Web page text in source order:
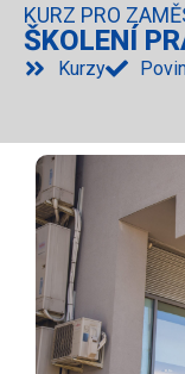
KURZ PRO
ŠKOLENÍ
Kurzy